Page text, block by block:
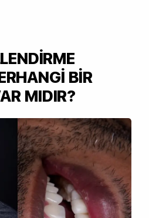
BİR
MIDIR?